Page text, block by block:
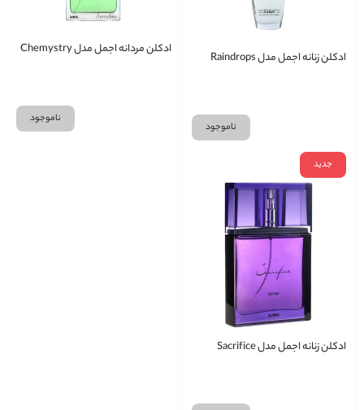
ادکلن زنانه اجمل مدل Raindrops
ناموجود
ادکلن مردانه اجمل مدل Chemystry
ناموجود
جدید
ادکلن زنانه اجمل مدل Sacrifice